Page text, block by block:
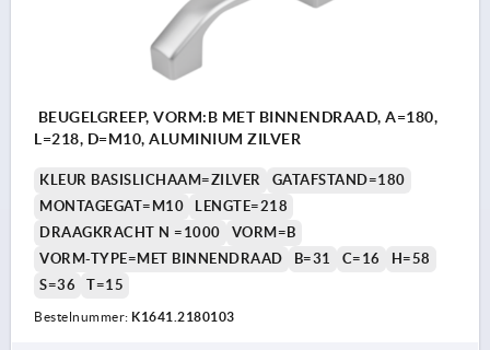
BEUGELGREEP, VORM:B MET BINNENDRAAD, A=180,
L=218, D=M10, ALUMINIUM ZILVER
KLEUR BASISLICHAAM=ZILVER
GATAFSTAND=180
MONTAGEGAT=M10
LENGTE=218
DRAAGKRACHT N =1000
VORM=B
VORM-TYPE=MET BINNENDRAAD
B=31 C=16
H=58
S=36
T=15
Bestelnummer: K1641.2180103